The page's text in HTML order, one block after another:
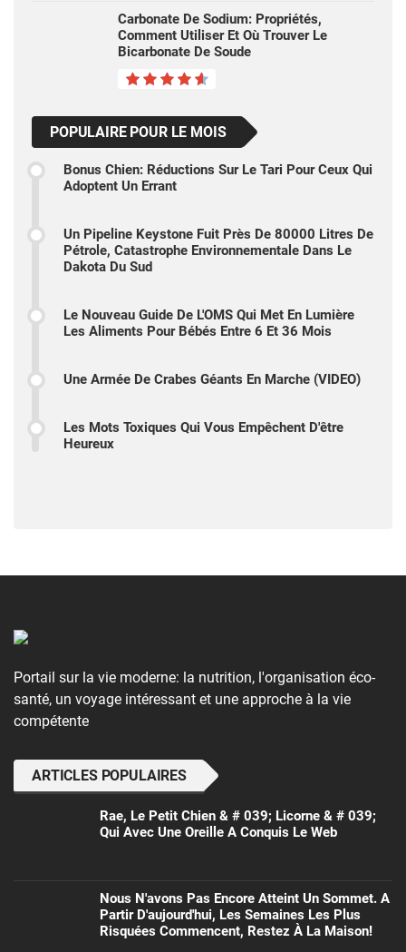
Carbonate De Sodium: Propriétés,
Comment Utiliser Et Où Trouver Le
Bicarbonate De Soude
POPULAIRE POUR LE MOIS
Bonus Chien: Réductions Sur Le Tari Pour Ceux Qui
Adoptent Un Errant
Un Pipeline Keystone Fuit Près De 80000 Litres De
Pétrole, Catastrophe Environnementale Dans Le
Dakota Du Sud
Le Nouveau Guide De L'OMS Qui Met En Lumière
Les Aliments Pour Bébés Entre 6 Et 36 Mois
Une Armée De Crabes Géants En Marche (VIDEO)
Les Mots Toxiques Qui Vous Empêchent D'être
Heureux
Portail sur la vie moderne: la nutrition, l'organisation éco-
santé, un voyage intéressant et une approche à la vie
compétente
ARTICLES POPULAIRES
Rae, Le Petit Chien & # 039; Licorne & # 039;
Qui Avec Une Oreille A Conquis Le Web
Nous N'avons Pas Encore Atteint Un Sommet. A
Partir D'aujourd'hui, Les Semaines Les Plus
Risquées Commencent, Restez À La Maison!